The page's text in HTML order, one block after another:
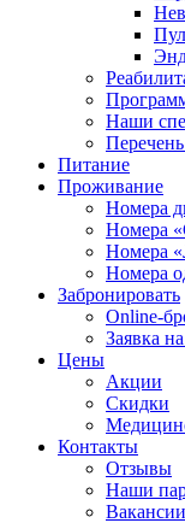
Наши
Питание
Проживание
Номера
Номера
Номера
Номера
Забронировать
Online-
Заявка
Цены
Акции
Скидки
Контакты
Отзывы
Наши
Вакансии